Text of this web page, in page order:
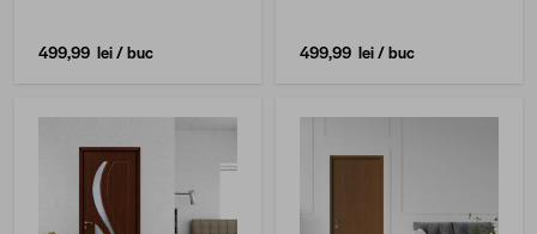
499,99 lei/ buc 499,99 lei/ buc